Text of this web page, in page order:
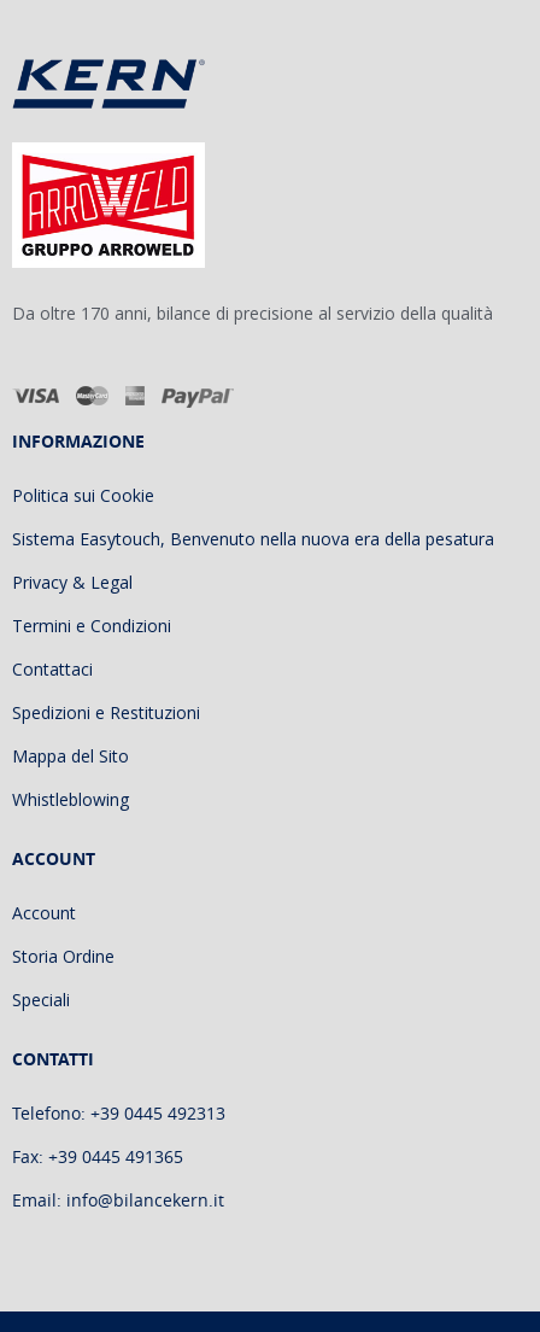
Da oltre 170 anni, bilance di precisione al servizio della qualità
INFORMAZIONE
Politica sui Cookie
Sistema Easytouch, Benvenuto nella nuova era della pesatura
Privacy & Legal
Termini e Condizioni
Contattaci
Spedizioni e Restituzioni
Mappa del Sito
Whistleblowing
ACCOUNT
Account
Storia Ordine
Speciali
CONTATTI
Telefono: +39 0445 492313
Fax: +39 0445 491365
Email: info@bilancekern.it